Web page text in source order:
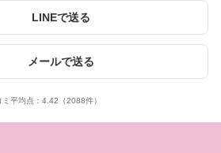
LINEで送る
メールで送る
ミ平均点： 4.42 （2088件）